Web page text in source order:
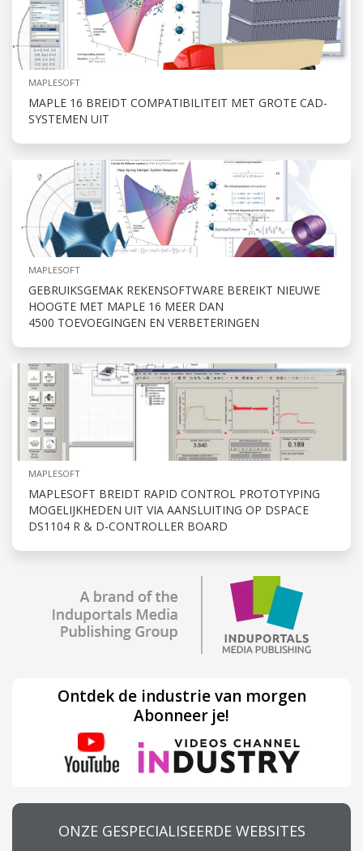
MAPLESOFT
MAPLE 16 BREIDT COMPATIBILITEIT MET GROTE CAD-
SYSTEMEN UIT
MAPLESOFT
GEBRUIKSGEMAK REKENSOFTWARE BEREIKT NIEUWE
HOOGTE MET MAPLE 16 MEER DAN
4500 TOEVOEGINGEN EN VERBETERINGEN
MAPLESOFT
MAPLESOFT BREIDT RAPID CONTROL PROTOTYPING
MOGELIJKHEDEN UIT VIA AANSLUITING OP DSPACE
DS1104 R & D-CONTROLLER BOARD
Ontdek de industrie van morgen
Abonneer je!
ONZE GESPECIALISEERDE WEBSITES